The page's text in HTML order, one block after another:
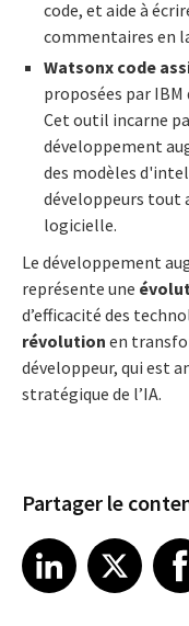
code, et aide à
commentaires en
Watsonx code
proposées par IBM
Cet outil incarne
développement
des modèles
développeurs tout
logicielle.
Le développement
représente une
d’efficacité des
révolution en
développeur, qui est
stratégique de l’IA.
Partager le
Share article on LinkedIn
LinkedIn
Share article on XShare